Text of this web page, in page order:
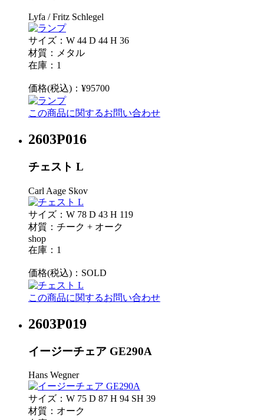
Lyfa / Fritz Schlegel
サイズ：W 44 D 44 H 36
材質：メタル
在庫：1
価格(税込)：¥95700
この商品に関するお問い合わせ
2603P016
チェスト L
Carl Aage Skov
サイズ：W 78 D 43 H 119
材質：チーク + オーク
shop
在庫：1
価格(税込)： SOLD
この商品に関するお問い合わせ
2603P019
イージーチェア GE290A
Hans Wegner
サイズ：W 75 D 87 H 94 SH 39
材質：オーク